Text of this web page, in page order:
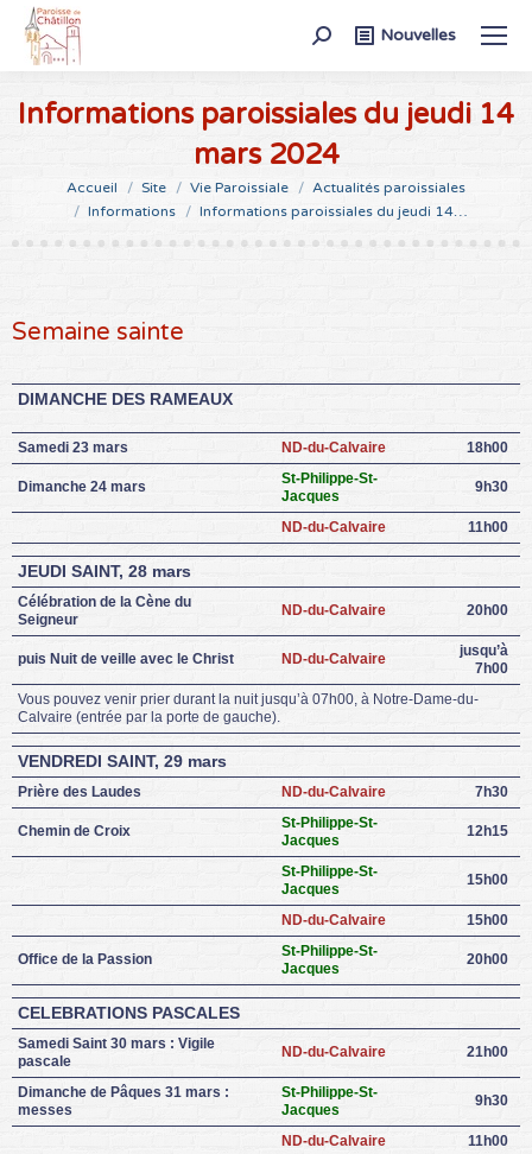
Recherche
:
Nouvelles
Informations paroissiales du jeudi 14
mars 2024
Vous êtes ici :
Accueil Site Vie Paroissiale
Actualités paroissiales
Informations
Informations paroissiales du jeudi 14…
Semaine sainte
DIMANCHE DES RAMEAUX
Samedi 23 mars ND-du-Calvaire 18h00
Dimanche 24 mars
St-Philippe-St-
Jacques
9h30
ND-du-Calvaire 11h00
JEUDI SAINT, 28 mars
Célébration de la Cène du
Seigneur
ND-du-Calvaire 20h00
puis Nuit de veille avec le Christ ND-du-Calvaire
jusqu’à
7h00
Vous pouvez venir prier durant la nuit jusqu’à 07h00, à Notre-Dame-du-
Calvaire (entrée par la porte de gauche).
VENDREDI SAINT, 29 mars
Prière des Laudes ND-du-Calvaire 7h30
Chemin de Croix
St-Philippe-St-
Jacques
12h15
St-Philippe-St-
Jacques
15h00
ND-du-Calvaire 15h00
Office de la Passion
St-Philippe-St-
Jacques
20h00
CELEBRATIONS PASCALES
Samedi Saint 30 mars : Vigile
pascale
ND-du-Calvaire 21h00
Dimanche de Pâques 31 mars :
messes
St-Philippe-St-
Jacques
9h30
ND-du-Calvaire
11h00